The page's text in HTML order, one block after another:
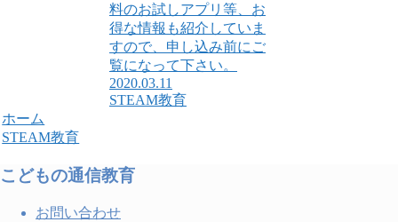
料のお試しアプリ等、お
得な情報も紹介していま
すので、申し込み前にご
覧になって下さい。
2020.03.11
STEAM教育
ホーム
STEAM教育
こどもの通信教育
お問い合わせ